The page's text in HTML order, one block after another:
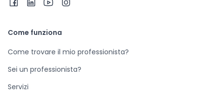
Come funziona
Come trovare il mio professionista?
Sei un professionista?
Servizi